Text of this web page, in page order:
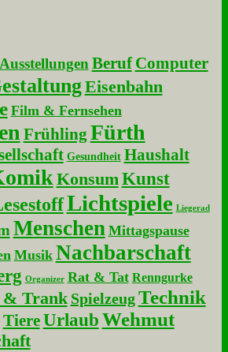
Ausstellungen Beruf Computer
Eisenbahn
Film & Fernsehen
Frühling Fürth
Gesundheit Haushalt
KonsumKunst
Lichtspiele Liegerad
Menschen Mittagspause
Musik Nachbarschaft
Organizer Rat & Tat Renngurke
& Trank Spielzeug Technik
Tiere UrlaubWehmut